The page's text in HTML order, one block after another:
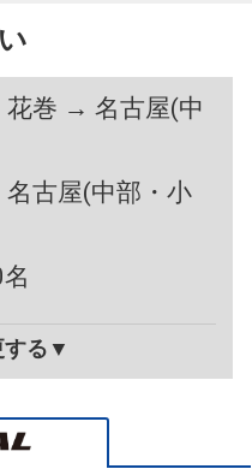
花巻 → 名古屋(中
古屋(中部・小
する▼